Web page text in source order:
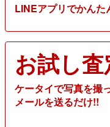
LINEアプリでかんた
お試し査
ケータイで写真を撮
メールを送るだけ!!